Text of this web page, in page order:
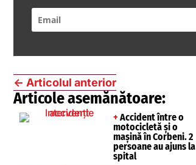
← Articolul anterior
Articole asemănătoare:
+ Accident între o
motocicletă și o
mașină în Corbeni. 2
persoane au ajuns la
spital